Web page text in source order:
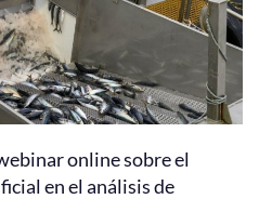
online sobre el
en el análisis de